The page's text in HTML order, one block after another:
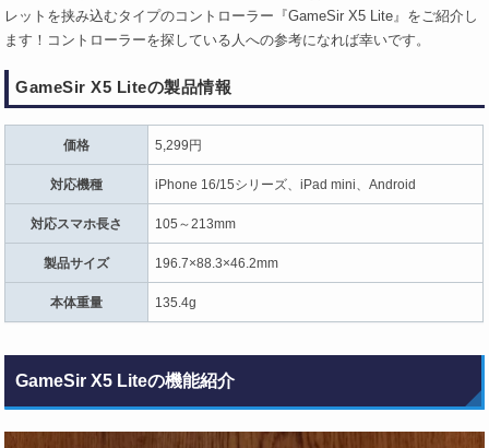
レットを挟み込むタイプのコントローラー『GameSir X5 Lite』をご紹介し
ます！コントローラーを探している人への参考になれば幸いです。
GameSir X5 Liteの製品情報
価格 5,299円
対応機種 iPhone 16/15シリーズ、iPad mini、Android
対応スマホ長さ 105～213mm
製品サイズ 196.7×88.3×46.2mm
本体重量 135.4g
GameSir X5 Liteの機能紹介